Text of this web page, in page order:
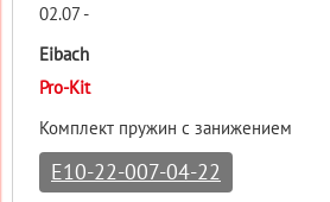
02.07 -
Eibach
Pro-Kit
Комплект пружин с занижением
E10-22-007-04-22